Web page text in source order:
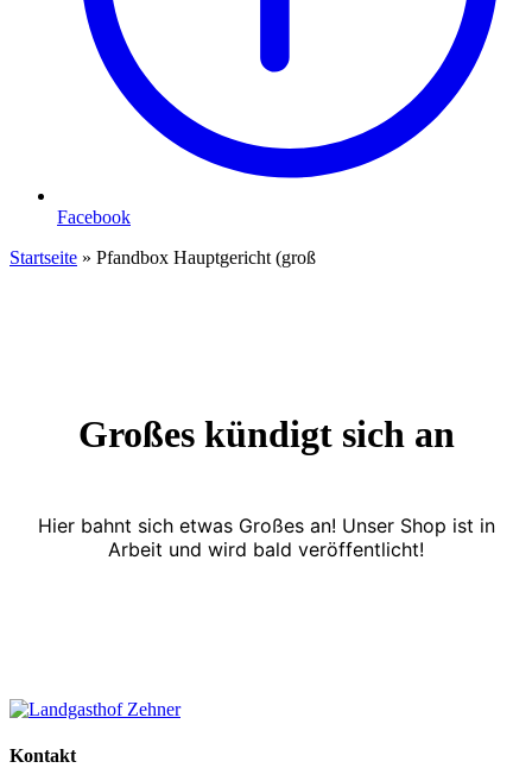
Facebook
Startseite » Pfandbox Hauptgericht (groß
Großes kündigt sich an
Hier bahnt sich etwas Großes an! Unser Shop ist in
Arbeit und wird bald veröffentlicht!
Kontakt